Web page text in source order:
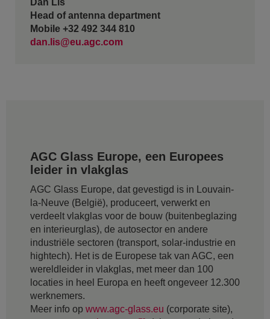
Dan Lis
Head of antenna department
Mobile +32 492 344 810
dan.lis@eu.agc.com
AGC Glass Europe, een Europees
leider in vlakglas
AGC Glass Europe, dat gevestigd is in Louvain-
la-Neuve (België), produceert, verwerkt en
verdeelt vlakglas voor de bouw (buitenbeglazing
en interieurglas), de autosector en andere
industriële sectoren (transport, solar-industrie en
hightech). Het is de Europese tak van AGC, een
wereldleider in vlakglas, met meer dan 100
locaties in heel Europa en heeft ongeveer 12.300
werknemers.
Meer info op www.agc-glass.eu (corporate site),